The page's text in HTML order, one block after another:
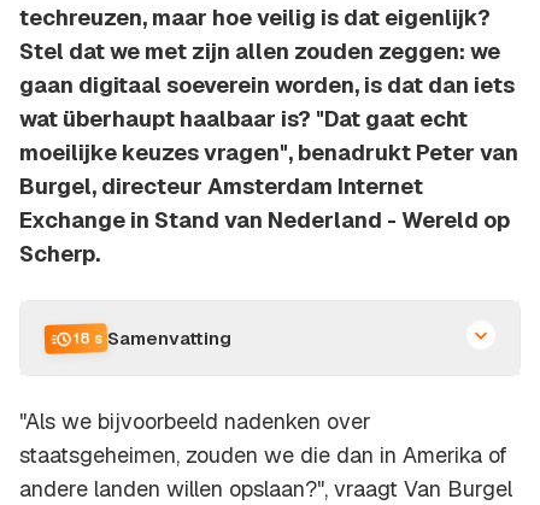
techreuzen, maar hoe veilig is dat eigenlijk?
Stel dat we met zijn allen zouden zeggen: we
gaan digitaal soeverein worden, is dat dan iets
wat überhaupt haalbaar is? "Dat gaat echt
moeilijke keuzes vragen", benadrukt Peter van
Burgel, directeur Amsterdam Internet
Exchange in Stand van Nederland - Wereld op
Scherp.
18 s Samenvatting
"Als we bijvoorbeeld nadenken over
staatsgeheimen, zouden we die dan in Amerika of
andere landen willen opslaan?", vraagt Van Burgel